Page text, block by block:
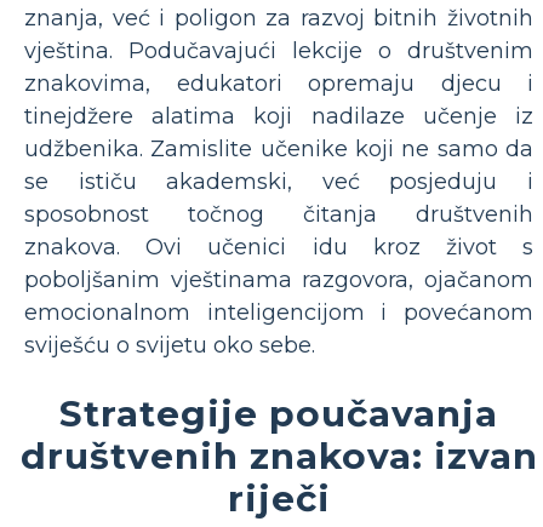
znanja, već i poligon za razvoj bitnih životnih
vještina. Podučavajući lekcije o društvenim
znakovima, edukatori opremaju djecu i
tinejdžere alatima koji nadilaze učenje iz
udžbenika. Zamislite učenike koji ne samo da
se ističu akademski, već posjeduju i
sposobnost točnog čitanja društvenih
znakova. Ovi učenici idu kroz život s
poboljšanim vještinama razgovora, ojačanom
emocionalnom inteligencijom i povećanom
sviješću o svijetu oko sebe.
Strategije poučavanja
društvenih znakova: izvan
riječi